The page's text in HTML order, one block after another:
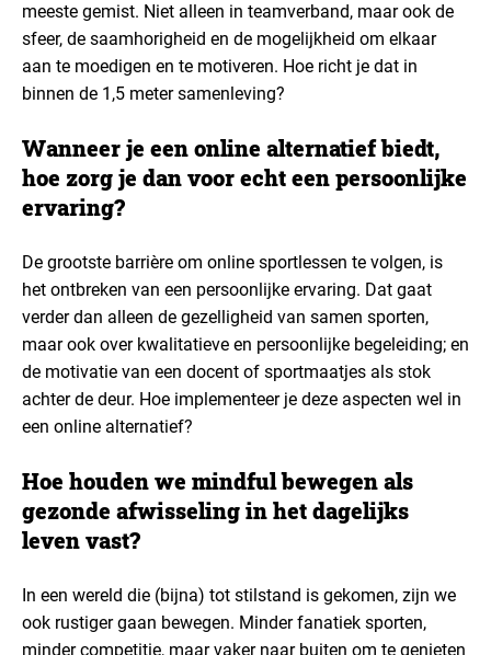
meeste gemist. Niet alleen in teamverband, maar ook de
sfeer, de saamhorigheid en de mogelijkheid om elkaar
aan te moedigen en te motiveren. Hoe richt je dat in
binnen de 1,5 meter samenleving?
Wanneer je een online alternatief biedt,
hoe zorg je dan voor echt een persoonlijke
ervaring?
De grootste barrière om online sportlessen te volgen, is
het ontbreken van een persoonlijke ervaring. Dat gaat
verder dan alleen de gezelligheid van samen sporten,
maar ook over kwalitatieve en persoonlijke begeleiding; en
de motivatie van een docent of sportmaatjes als stok
achter de deur. Hoe implementeer je deze aspecten wel in
een online alternatief?
Hoe houden we mindful bewegen als
gezonde afwisseling in het dagelijks
leven vast?
In een wereld die (bijna) tot stilstand is gekomen, zijn we
ook rustiger gaan bewegen. Minder fanatiek sporten,
minder competitie, maar vaker naar buiten om te genieten